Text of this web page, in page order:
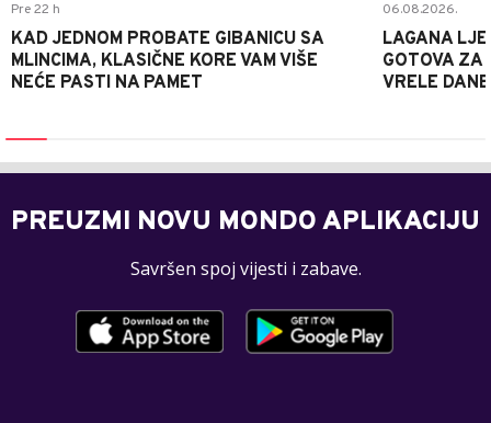
Pre 22 h
KAD JEDNOM PROBATE GIBANICU SA
MLINCIMA, KLASIČNE KORE VAM VIŠE
NEĆE PASTI NA PAMET
06.08.2026.
LAGANA
GOTOVA ZA
VRELE DANE
PREUZMI NOVU MONDO APLIKACIJU
Savršen spoj vijesti i zabave.